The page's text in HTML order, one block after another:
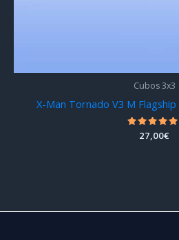
Cubos 3x3
X-Man Tornado V3 M
Valorado
con
27,00€